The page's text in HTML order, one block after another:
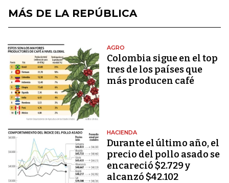
MÁS DE LA REPÚBLICA
AGRO
Colombia sigue en el top
tres de los países que
más producen café
HACIENDA
Durante el último año, el
precio del pollo asado se
encareció $2.729 y
alcanzó $42.102